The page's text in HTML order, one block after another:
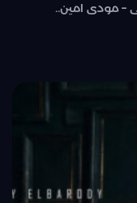
– مودى امين..